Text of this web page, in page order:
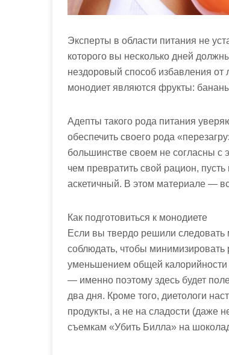
Эксперты в области питания не
которого вы несколько дней
нездоровый способ избавления
монодиет являются фрукты:
Адепты такого рода питания
обеспечить своего рода
большинстве своем не согласны с
чем превратить свой рацион,
аскетичный. В этом материале —
Как подготовиться к монодиете
Если вы твердо решили следовать
соблюдать, чтобы
уменьшением общей калорийности
— именно поэтому здесь будет
два дня. Кроме того, диетологи
продукты, а не на сладости (даже
съемкам «Убить Билла» на